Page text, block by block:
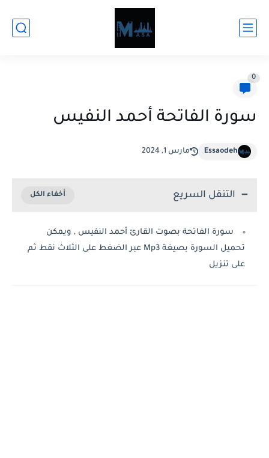
0
سورة الفاتحة أحمد النفيس
Essaodeh مارس 1, 2024
التنقل السريع
سورة الفاتحة بصوت القارئ أحمد النفيس , ويمكن
تحميل السورة بصيغة Mp3 عبر الضغط على الثلاث نقط ثم
على تنزيل